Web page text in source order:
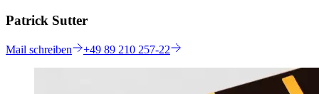
Patrick Sutter
Mail schreiben +49 89 210 257-22